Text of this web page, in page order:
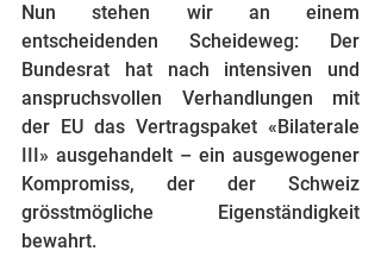
Nun stehen wir an einem
entscheidenden Scheideweg: Der
Bundesrat hat nach intensiven und
anspruchsvollen Verhandlungen mit
der EU das Vertragspaket «Bilaterale
III» ausgehandelt – ein ausgewogener
Kompromiss, der der Schweiz
grösstmögliche Eigenständigkeit
bewahrt.